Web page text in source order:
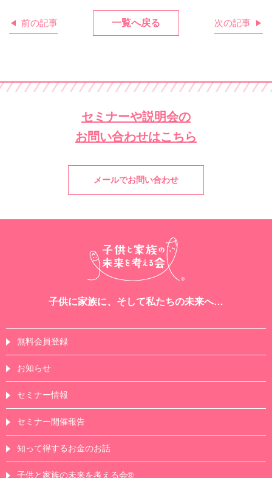
前の記事 一覧へ戻る 次の記事
セミナーや説明会の
お問い合わせはこちら
メールでお問い合わせ
子供に家族に、そして私たちの未来へ…
無料会員登録
お知らせ
セミナー情報
セミナー開催報告
知って得するお金のお話
子供と家族の未来を考える会®